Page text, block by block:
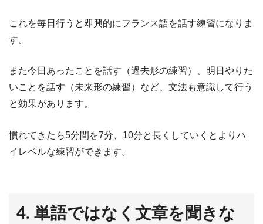
これを毎日行うと即興的にフランス語を話す練習になりま
す。
また今日あったことを話す（過去形の練習）、明日やりた
いことを話す（未来形の練習）など、文法も意識して行う
と効果があります。
慣れてきたら5分間を7分、10分と長くしていくとよりハ
イレベルな練習ができます。
4. 単語ではなく文章を聞きな